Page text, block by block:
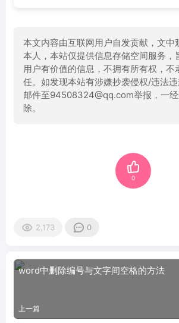
本文内容由互联网用户自发贡献，文中
本人，本站仅提供信息存储空间服务，
用户有价值的信息，不拥有所有权，不
任。如发现本站有涉嫌抄袭侵权/违法
邮件至94508324@qq.com举报，一
除。
0
2,173 0
word中删除编号与文字间空格的方法
上一篇